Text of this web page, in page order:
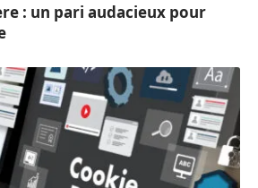
: un pari audacieux pour